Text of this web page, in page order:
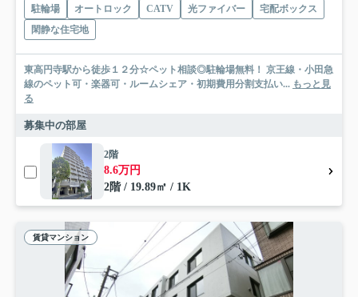
駐輪場 オートロック CATV 光ファイバー
宅配ボックス
閑静な住宅地
東高円寺駅から徒歩１２分☆ペット相談◎駐輪場無料！ 京王線・小田急
線のペット可・楽器可・ルームシェア・初期費用分割支払い... もっと見
る
募集中の部屋
2階
8.6万円
2階 / 19.89㎡ / 1K
賃貸マンション